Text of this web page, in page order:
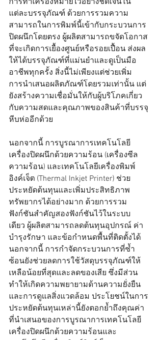
การทำเครื่องหมายไว้อย่างชัดเจนใน
แต่ละบรรจุภัณฑ์ ด้วยการรวมความ
สามารถในการพิมพ์นี้เข้ากับกระบวนการ
ปิดผนึกโดยตรง ผู้ผลิตสามารถขจัดโอกาส
ที่จะเกิดการเยื้องศูนย์หรือรอยเปื้อน ส่งผล
ให้ได้บรรจุภัณฑ์ที่แม่นยำและดูเป็นมือ
อาชีพทุกครั้ง สิ่งนี้ไม่เพียงแต่ช่วยเพิ่ม
การนำเสนอผลิตภัณฑ์โดยรวมเท่านั้น แต่
ยังสร้างความเชื่อมั่นให้กับผู้บริโภคเกี่ยว
กับความสดและคุณภาพของสินค้าที่บรรจุ
หีบห่ออีกด้วย
นอกจากนี้ การบูรณาการเทคโนโลยี
เครื่องปิดผนึกด้วยความร้อน (เครื่องซีล
ความร้อน) และเทคโนโลยีเครื่องพิมพ์
อิงค์เจ็ต (Thermal Inkjet Printer) ช่วย
ประหยัดต้นทุนและเพิ่มประสิทธิภาพ
ทรัพยากรได้อย่างมาก ด้วยการรวม
ฟังก์ชันสำคัญสองฟังก์ชันไว้ในระบบ
เดียว ผู้ผลิตสามารถลดต้นทุนอุปกรณ์ ค่า
บำรุงรักษา และข้อกำหนดพื้นที่ติดตั้งได้
นอกจากนี้ การกำจัดกระบวนการที่ซ้ำ
ซ้อนยังช่วยลดการใช้วัสดุบรรจุภัณฑ์ให้
เหลือน้อยที่สุดและลดของเสีย ซึ่งมีส่วน
ทำให้เกิดความพยายามด้านความยั่งยืน
และการดูแลสิ่งแวดล้อม ประโยชน์ในการ
ประหยัดต้นทุนเหล่านี้ยังตอกย้ำถึงคุณค่า
ที่นำเสนอของการบูรณาการเทคโนโลยี
เครื่องปิดผนึกด้วยความร้อนและ